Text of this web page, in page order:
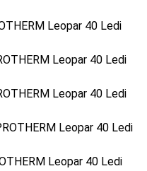
Leopar 40 Ledi
Leopar 40 Ledi
Leopar 40 Ledi
Leopar 40 Ledi
Leopar 40 Ledi